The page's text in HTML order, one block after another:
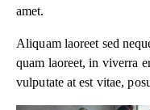
amet.
Aliquam laoreet sed
quam laoreet, in viverra
vulputate at est vitae,